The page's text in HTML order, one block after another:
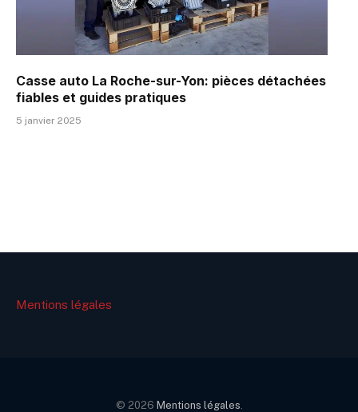
Casse auto La Roche-sur-Yon: pièces détachées
fiables et guides pratiques
5 janvier 2025
Mentions légales
© 2026 Mentions légales.